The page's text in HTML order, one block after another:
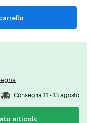
al carrello
Consegna 11 - 13 agosto
articolo